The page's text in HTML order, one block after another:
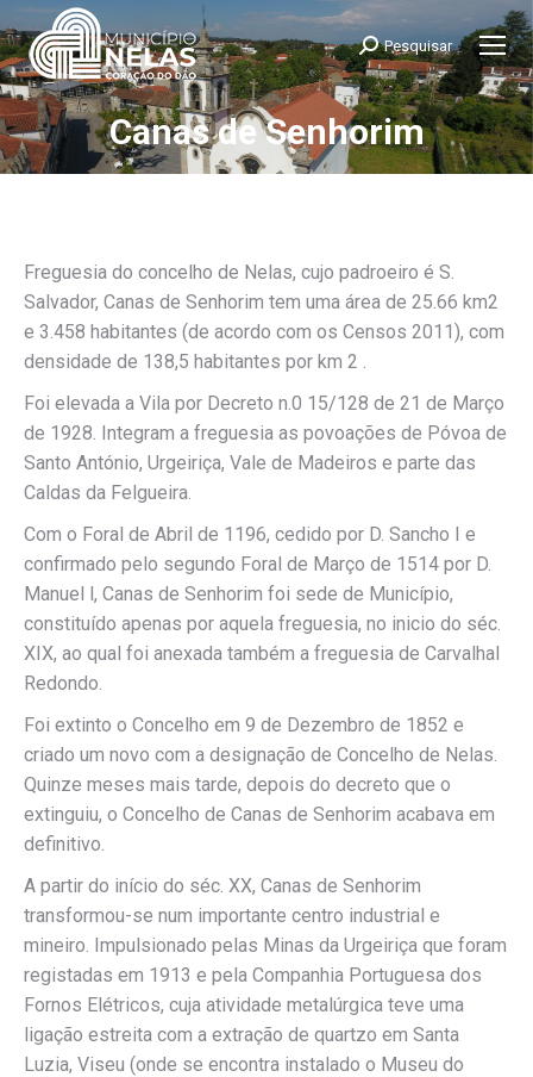
Search:
Pesquisar
Canas de Senhorim
You are here:
Freguesia do concelho de Nelas, cujo padroeiro é S.
Salvador, Canas de Senhorim tem uma área de 25.66 km2
e 3.458 habitantes (de acordo com os Censos 2011), com
densidade de 138,5 habitantes por km 2 .
Foi elevada a Vila por Decreto n.0 15/128 de 21 de Março
de 1928. Integram a freguesia as povoações de Póvoa de
Santo António, Urgeiriça, Vale de Madeiros e parte das
Caldas da Felgueira.
Com o Foral de Abril de 1196, cedido por D. Sancho I e
confirmado pelo segundo Foral de Março de 1514 por D.
Manuel l, Canas de Senhorim foi sede de Município,
constituído apenas por aquela freguesia, no inicio do séc.
XIX, ao qual foi anexada também a freguesia de Carvalhal
Redondo.
Foi extinto o Concelho em 9 de Dezembro de 1852 e
criado um novo com a designação de Concelho de Nelas.
Quinze meses mais tarde, depois do decreto que o
extinguiu, o Concelho de Canas de Senhorim acabava em
definitivo.
A partir do início do séc. XX, Canas de Senhorim
transformou-se num importante centro industrial e
mineiro. Impulsionado pelas Minas da Urgeiriça que foram
registadas em 1913 e pela Companhia Portuguesa dos
Fornos Elétricos, cuja atividade metalúrgica teve uma
ligação estreita com a extração de quartzo em Santa
Luzia, Viseu (onde se encontra instalado o Museu do